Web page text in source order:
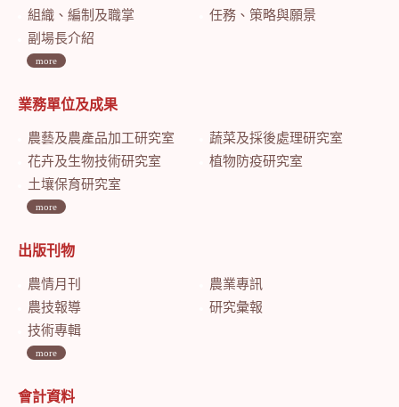
組織、編制及職掌
任務、策略與願景
副場長介紹
more
業務單位及成果
農藝及農產品加工研究室
蔬菜及採後處理研究室
花卉及生物技術研究室
植物防疫研究室
土壤保育研究室
more
出版刊物
農情月刊
農業專訊
農技報導
研究彙報
技術專輯
more
會計資料